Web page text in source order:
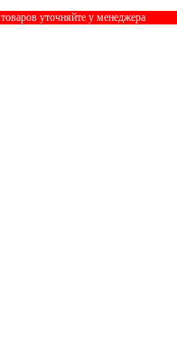
уточняйте у менеджера